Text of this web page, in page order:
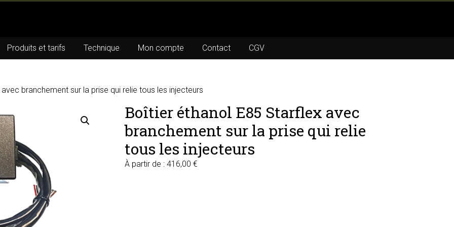
Produits et tarifs Technique Mon compte Contact CGV
branchement sur la prise qui relie tous les injecteurs
Boîtier éthanol E85 Starflex avec
branchement sur la prise qui relie
tous les injecteurs
À partir de : 416,00 €